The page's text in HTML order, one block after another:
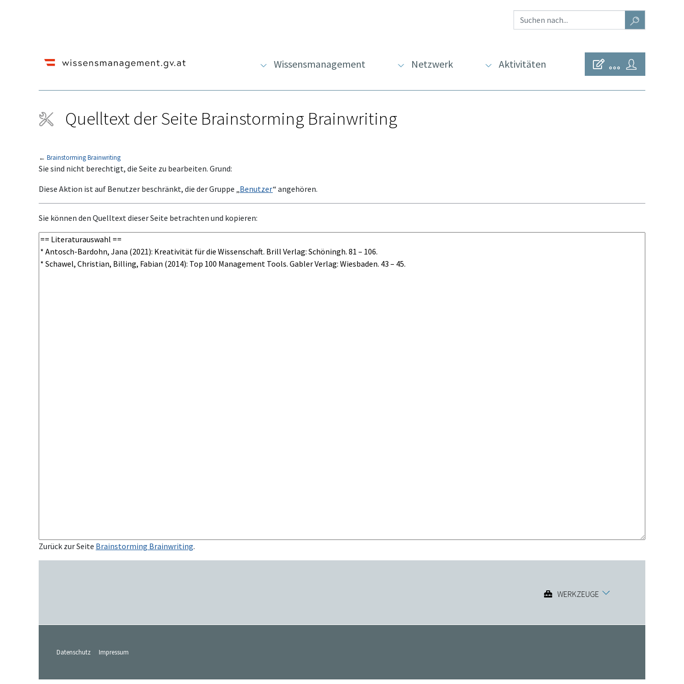
Wissensmanagement Netzwerk Aktivitäten
Quelltext der Seite Brainstorming Brainwriting
← Brainstorming Brainwriting
Wechseln zu:Navigation, Suche
Sie sind nicht berechtigt, die Seite zu bearbeiten. Grund:
Diese Aktion ist auf Benutzer beschränkt, die der Gruppe „ Benutzer“ angehören.
Sie können den Quelltext dieser Seite betrachten und kopieren:
Zurück zur Seite Brainstorming Brainwriting.
WERKZEUGE
Datenschutz Impressum